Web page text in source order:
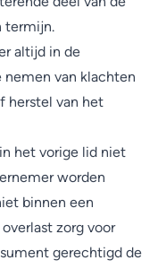
termijn.
altijd in de
van klachten
herstel van het
het vorige lid niet
worden
binnen een
zorg voor
gerechtigd de